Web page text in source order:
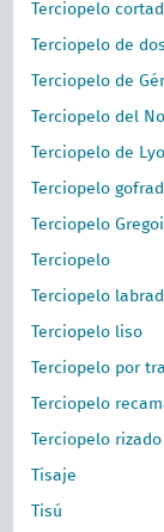
Terciopelo
Terciopelo de
Terciopelo de
Terciopelo del
Terciopelo de
Terciopelo
Terciopelo
Terciopelo
Terciopelo
Terciopelo liso
Terciopelo por
Terciopelo
Terciopelo rizado
Tisaje
Tisú